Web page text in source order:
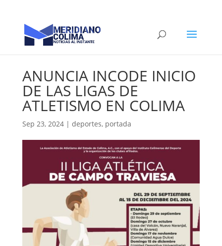
ANUNCIA INCODE INICIO
DE LAS LIGAS DE
ATLETISMO EN COLIMA
Sep 23, 2024| deportes, portada